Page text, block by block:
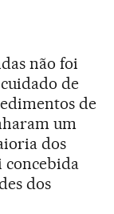
não foi
de
de
um
dos
concebida
dos